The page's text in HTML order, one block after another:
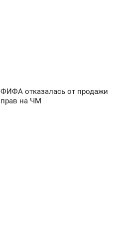
ФИФА отказалась от продажи
прав на ЧМ